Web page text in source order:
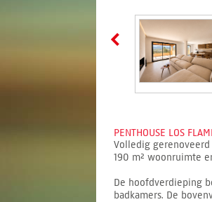
PENTHOUSE LOS
Volledig gerenoveerd
190 m² woonruimte
De hoofdverdieping
badkamers. De